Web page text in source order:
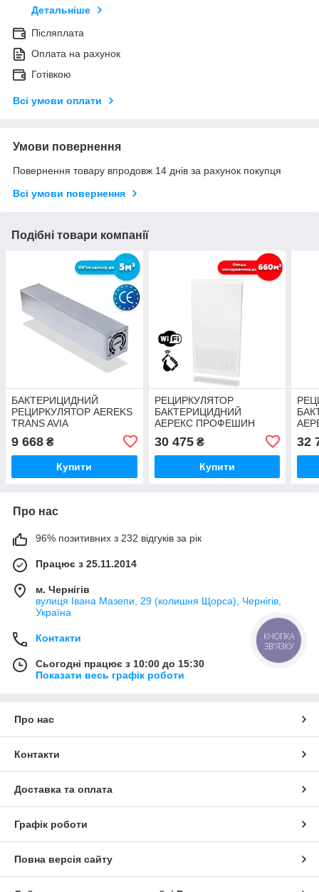
Детальніше
Післяплата
Оплата на рахунок
Готівкою
Всі умови оплати
Умови повернення
Повернення товару впродовж 14 днів за рахунок покупця
Всі умови повернення
Подібні товари компанії
БАКТЕРИЦИДНИЙ
РЕЦИРКУЛЯТОР AEREKS
TRANS AVIA
9 668 ₴
Купити
РЕЦИРКУЛЯТОР
БАКТЕРИЦИДНИЙ
АЕРЕКС ПРОФЕШИН
30 475₴
Купити
32
Про нас
96% позитивних з 232 відгуків за рік
Працює з 25.11.2014
м. Чернігів
вулиця Івана Мазепи, 29 (колишня Щорса), Чернігів,
Україна
Контакти
Сьогодні працює з 10:00 до 15:30
Показати весь графік роботи
Про нас
Контакти
Доставка та оплата
Графік роботи
Повна версія сайту
КНОПКА
ЗВ'ЯЗКУ